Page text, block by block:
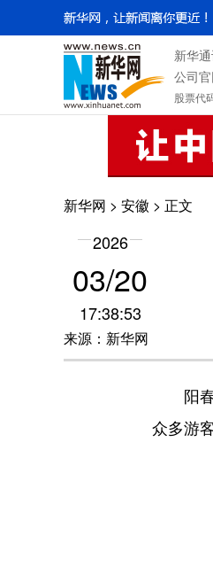
新华
公司
股票代
新华网 > 安徽 > 正文
2026
03/20
17:38:53
来源：新华网
阳春
众多游